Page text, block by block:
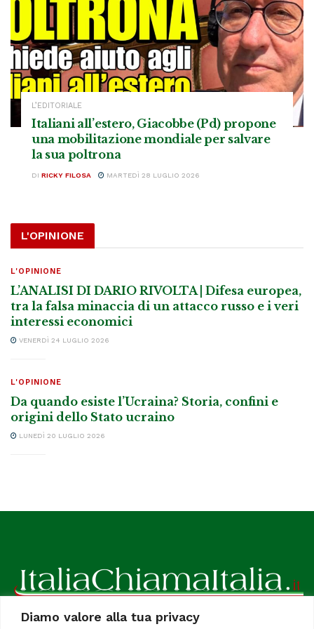
Diamo valore alla tua privacy
L’EDITORIALE
Italiani all’estero, Giacobbe (Pd) propone
una mobilitazione mondiale per salvare
la sua poltrona
DI RICKY FILOSA MARTEDÌ 28 LUGLIO 2026
L'OPINIONE
L'OPINIONE
L’ANALISI DI DARIO RIVOLTA | Difesa europea,
tra la falsa minaccia di un attacco russo e i veri
interessi economici
VENERDÌ 24 LUGLIO 2026
L'OPINIONE
Da quando esiste l’Ucraina? Storia, confini e
origini dello Stato ucraino
LUNEDÌ 20 LUGLIO 2026